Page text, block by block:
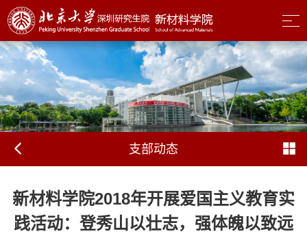
支部动态
新材料学院2018年开展爱国主义教育实
践活动：登秀山以壮志，强体魄以致远